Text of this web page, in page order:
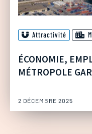
Attractivité
ÉCONOMIE,
MÉTROPOLE
2 DÉCEMBRE 2025